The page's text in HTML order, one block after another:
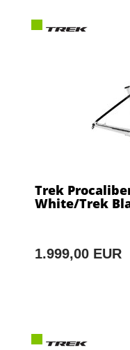
Trek
White/Trek
1.999,00 EUR